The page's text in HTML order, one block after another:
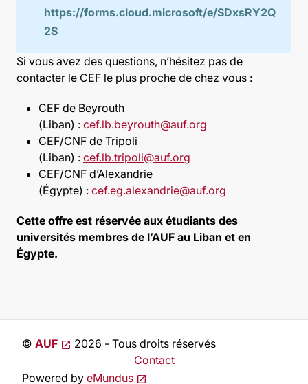
https://forms.cloud.microsoft/e/SDxsRY2Q
2S
Si vous avez des questions, n’hésitez pas de
contacter le CEF le plus proche de chez vous :
CEF de Beyrouth
(Liban) : cef.lb.beyrouth@auf.org
CEF/CNF de Tripoli
(Liban) : cef.lb.tripoli@auf.org
CEF/CNF d’Alexandrie
(Égypte) : cef.eg.alexandrie@auf.org
Cette offre est réservée aux étudiants des
universités membres de l’AUF au Liban et en
Égypte.
© AUF
2026 - Tous droits réservés
Contact
Powered by eMundus